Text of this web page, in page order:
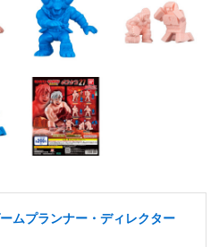
ムプランナー・ディレクター